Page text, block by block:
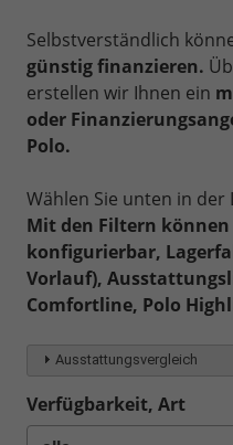
Selbstverständlich
günstig finanzieren.
erstellen wir Ihnen ein
oder
Polo.
Wählen Sie unten in
Mit den Filtern
konfigurierbar,
Vorlauf),
Comfortline, Polo
Ausstattungsvergleich
Verfügbarkeit, Art